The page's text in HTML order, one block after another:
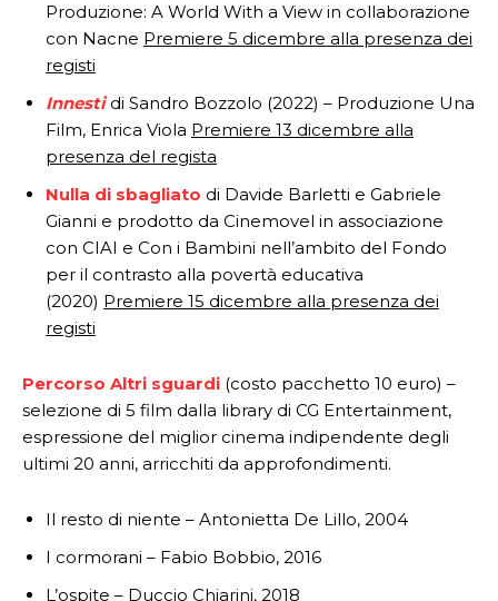
Produzione: A World With a View in collaborazione
con Nacne Premiere 5 dicembre alla presenza dei
registi
Innesti di Sandro Bozzolo (2022) – Produzione Una
Film, Enrica Viola Premiere 13 dicembre alla
presenza del regista
Nulla di sbagliato di Davide Barletti e Gabriele
Gianni e prodotto da Cinemovel in associazione
con CIAI e Con i Bambini nell’ambito del Fondo
per il contrasto alla povertà educativa
(2020) Premiere 15 dicembre alla presenza dei
registi
Percorso Altri sguardi (costo pacchetto 10 euro) –
selezione di 5 film dalla library di CG Entertainment,
espressione del miglior cinema indipendente degli
ultimi 20 anni, arricchiti da approfondimenti.
Il resto di niente – Antonietta De Lillo, 2004
I cormorani – Fabio Bobbio, 2016
L’ospite – Duccio Chiarini, 2018